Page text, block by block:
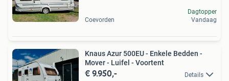
Coevorden
Dagtopper
Vandaag
Knaus Azur 500EU - Enkele Bedden -
Mover - Luifel - Voortent
€ 9.950,- Details